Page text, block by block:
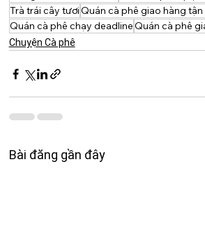
Trà trái cây tươiQuán cà phê giao hàng tận
Quán cà phê chạy deadlineQuán cà phê
Chuyện Cà phê
Bài đăng gần đây